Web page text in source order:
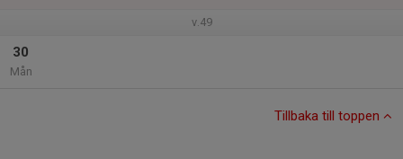
v.49
30
Mån
Tillbaka till toppen